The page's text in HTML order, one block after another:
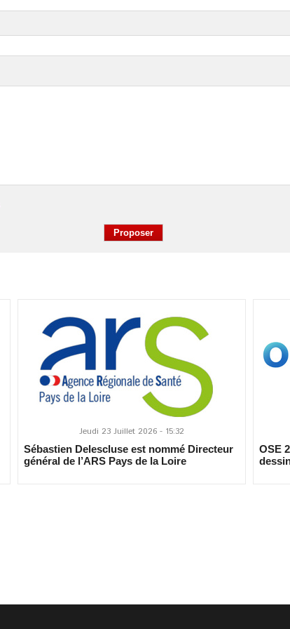
Jeudi 23 Juillet 2026 - 15:32
Sébastien Delescluse est nommé Directeur
général de l’ARS Pays de la Loire
OSE